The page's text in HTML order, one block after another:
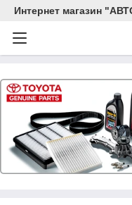
Интернет магазин